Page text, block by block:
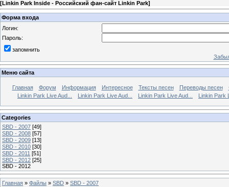
[Linkin Park Inside - Российский фан-сайт Linkin Park]
Форма входа
Логин:
Пароль:
запомнить
Меню сайта
Главная Форум Информация Интересное Тексты песен Переводы песен
Linkin Park Live Aud...
Linkin Park Live Aud... Linkin Park Live Aud... Linkin Park
Categories
SBD - 2007 [49]
SBD - 2008 [57]
SBD - 2009 [13]
SBD - 2010 [30]
SBD - 2011 [51]
SBD - 2012 [25]
SBD - 2012
Главная » Файлы » SBD » SBD - 2007